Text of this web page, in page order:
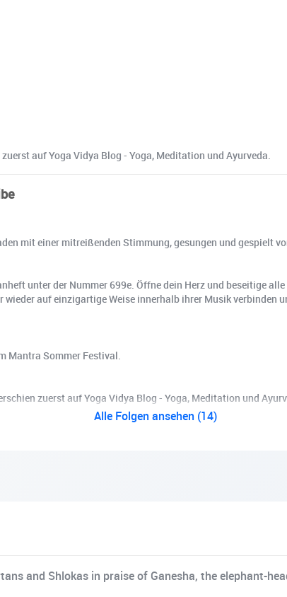
auf Yoga Vidya Blog - Yoga, Meditation und Ayurveda.
mit einer mitreißenden Stimmung, gesungen und gespielt
unter der Nummer 699e. Öffne dein Herz und beseitige
auf einzigartige Weise innerhalb ihrer Musik verbinden
Mantra Sommer Festival.
zuerst auf Yoga Vidya Blog - Yoga, Meditation und
Alle Folgen ansehen (14)
and Shlokas in praise of Ganesha, the elephant-